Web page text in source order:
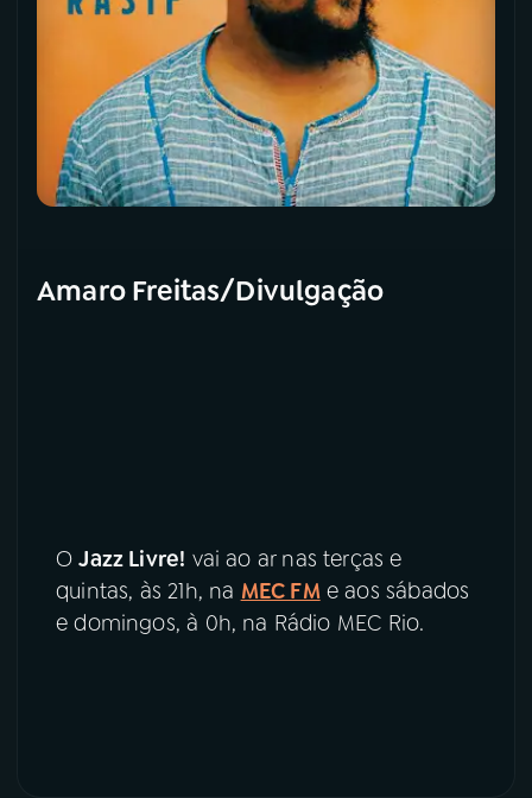
Amaro Freitas/Divulgação
OJazz Livre! vai ao ar nas terças e
quintas, às 21h, na MEC FMe aos sábados
e domingos, à 0h, na Rádio MEC Rio.